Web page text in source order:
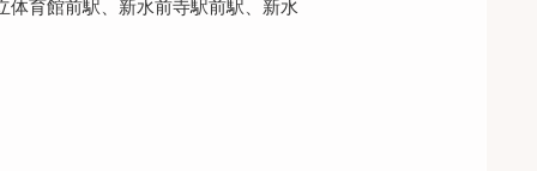
育館前駅、新水前寺駅前駅、新水